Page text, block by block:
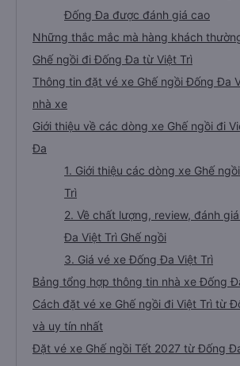
Đống Đa được đánh giá cao
Những thắc mắc mà hàng khách
Ghế ngồi đi Đống Đa từ Việt Trì
Thông tin đặt vé xe Ghế ngồi Đống Đa
nhà xe
Giới thiệu về các dòng xe Ghế ngồi đi
Đa
1. Giới thiệu các dòng xe Ghế
Trì
2. Về chất lượng, review, đánh
Đa Việt Trì Ghế ngồi
3. Giá vé xe Đống Đa Việt Trì
Bảng tổng hợp thông tin nhà xe Đống
Cách đặt vé xe Ghế ngồi đi Việt Trì từ
và uy tín nhất
Đặt vé xe Ghế ngồi Tết 2027 từ Đống